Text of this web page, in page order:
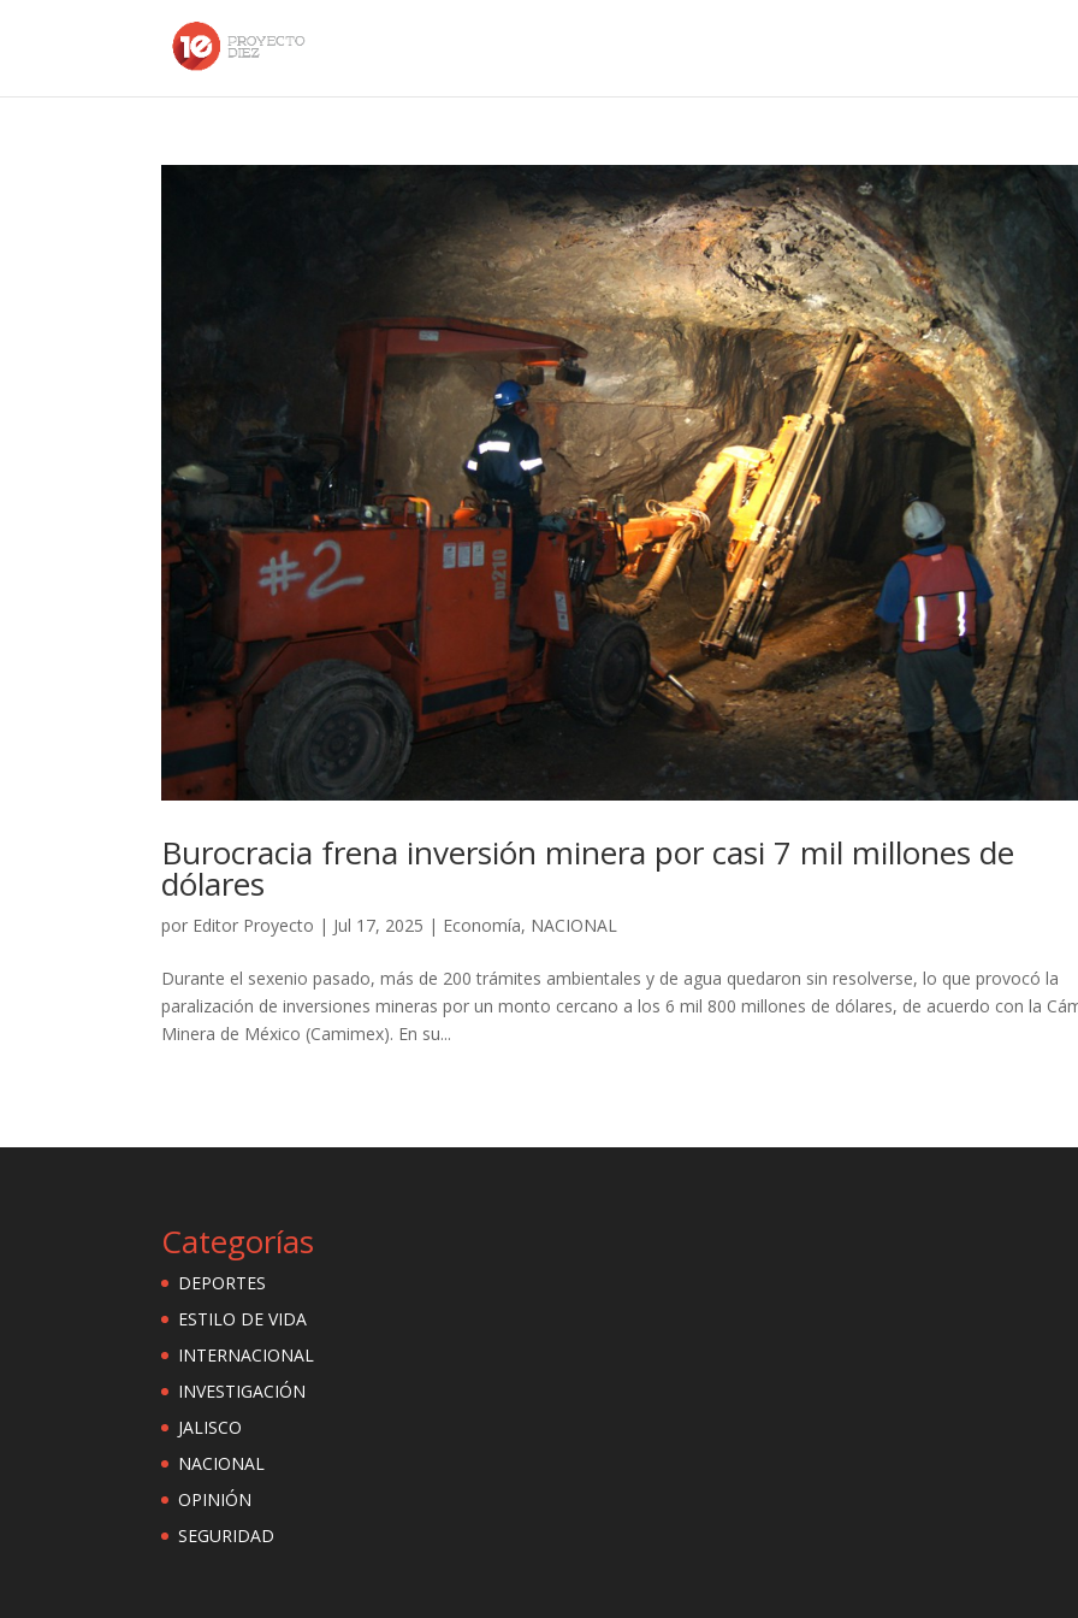
Burocracia frena inversión minera por casi 7 mil millones de
dólares
por Editor Proyecto | Jul 17, 2025 | Economía, NACIONAL
Durante el sexenio pasado, más de 200 trámites ambientales y de agua quedaron sin resolverse, lo que provocó la
paralización de inversiones mineras por un monto cercano a los 6 mil 800 millones de dólares, de acuerdo con la
Minera de México (Camimex). En su...
Categorías
DEPORTES
ESTILO DE VIDA
INTERNACIONAL
INVESTIGACIÓN
JALISCO
NACIONAL
OPINIÓN
SEGURIDAD